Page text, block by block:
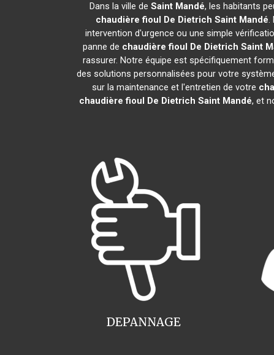
Dans la ville de Saint Mandé, les habitants
chaudière fioul De Dietrich Saint Mandé.
intervention d'urgence ou une simple
panne de chaudière fioul De Dietrich Saint
rassurer. Notre équipe est spécifiquement
des solutions personnalisées pour votre
sur la maintenance et l'entretien de votre
chaudière fioul De Dietrich Saint Mandé, et
DEPANNAGE